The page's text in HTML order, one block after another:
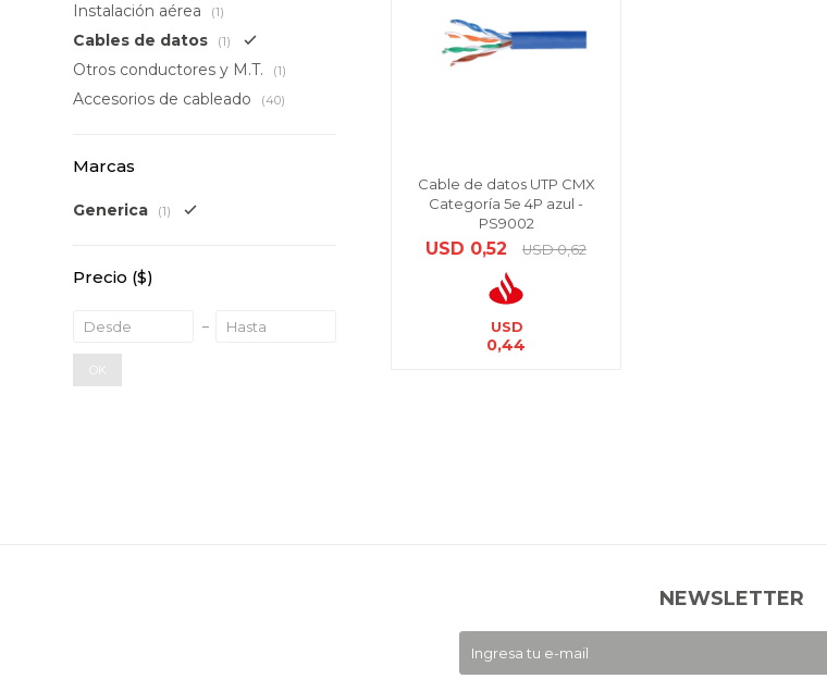
Cable de datos UTP CMX
Categoría 5e 4P azul -
PS9002
USD 0,52 USD 0,62
USD
0,44
Instalación aérea (1)
Cables de datos (1)
Otros conductores y M.T. (1)
Accesorios de cableado (40)
Marcas
Generica (1)
Precio ($)
OK
NEWSLETTER